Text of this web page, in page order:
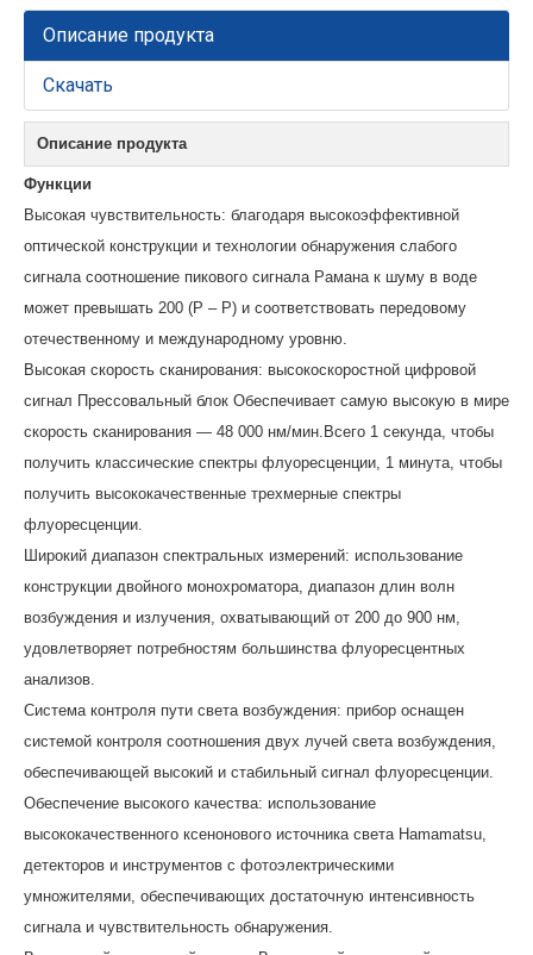
Описание продукта
Скачать
Описание продукта
Функции
Высокая чувствительность: благодаря высокоэффективной
оптической конструкции и технологии обнаружения слабого
сигнала соотношение пикового сигнала Рамана к шуму в воде
может превышать 200 (P – P) и соответствовать передовому
отечественному и международному уровню.
Высокая скорость сканирования: высокоскоростной цифровой
сигнал Прессовальный блок Обеспечивает самую высокую в мире
скорость сканирования — 48 000 нм/мин.Всего 1 секунда, чтобы
получить классические спектры флуоресценции, 1 минута, чтобы
получить высококачественные трехмерные спектры
флуоресценции.
Широкий диапазон спектральных измерений: использование
конструкции двойного монохроматора, диапазон длин волн
возбуждения и излучения, охватывающий от 200 до 900 нм,
удовлетворяет потребностям большинства флуоресцентных
анализов.
Система контроля пути света возбуждения: прибор оснащен
системой контроля соотношения двух лучей света возбуждения,
обеспечивающей высокий и стабильный сигнал флуоресценции.
Обеспечение высокого качества: использование
высококачественного ксенонового источника света Hamamatsu,
детекторов и инструментов с фотоэлектрическими
умножителями, обеспечивающих достаточную интенсивность
сигнала и чувствительность обнаружения.